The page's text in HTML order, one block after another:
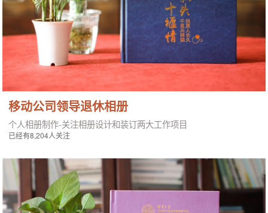
移动公司领导退休相册
个人相册制作-关注相册设计和装订两大工作项目
已经有8,204人关注